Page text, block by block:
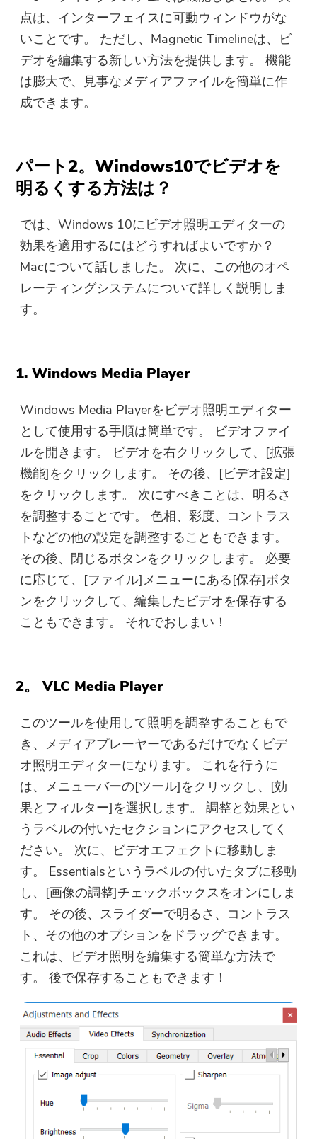
点は、インターフェイスに可動ウィンドウがな
いことです。 ただし、Magnetic Timelineは、ビ
デオを編集する新しい方法を提供します。 機能
は膨大で、見事なメディアファイルを簡単に作
成できます。
パート2。Windows10でビデオを
明るくする方法は？
では、Windows 10にビデオ照明エディターの
効果を適用するにはどうすればよいですか？
Macについて話しました。 次に、この他のオペ
レーティングシステムについて詳しく説明しま
す。
1. Windows Media Player
Windows Media Playerをビデオ照明エディター
として使用する手順は簡単です。 ビデオファイ
ルを開きます。 ビデオを右クリックして、[拡張
機能]をクリックします。 その後、[ビデオ設定]
をクリックします。 次にすべきことは、明るさ
を調整することです。 色相、彩度、コントラス
トなどの他の設定を調整することもできます。
その後、閉じるボタンをクリックします。 必要
に応じて、[ファイル]メニューにある[保存]ボタ
ンをクリックして、編集したビデオを保存する
こともできます。 それでおしまい！
2。 VLC Media Player
このツールを使用して照明を調整することもで
き、メディアプレーヤーであるだけでなくビデ
オ照明エディターになります。 これを行うに
は、メニューバーの[ツール]をクリックし、[効
果とフィルター]を選択します。 調整と効果とい
うラベルの付いたセクションにアクセスしてく
ださい。 次に、ビデオエフェクトに移動しま
す。 Essentialsというラベルの付いたタブに移動
し、[画像の調整]チェックボックスをオンにしま
す。 その後、スライダーで明るさ、コントラス
ト、その他のオプションをドラッグできます。
これは、ビデオ照明を編集する簡単な方法で
す。 後で保存することもできます！
ほぼ完了します。
最新のアップデートとオファー
注意：
このソフトウェアは、Macでの
みダウンロードして使用できま
て、ダウンロードリンクとクー
ポンコードを取得できます。 ソ
フトウェアを購入したい場合は
ここへ：
ストア.
有効なメールアドレスを入力してく
ださい。
ご購読ありがとうございます。
ダウンロードリンクとクーポンコー
ドがお客様のメールに送信されまし
た。購入ボタンをクリックして、ソ
フトウェアを直接購入することもで
きます。
今すぐ購入